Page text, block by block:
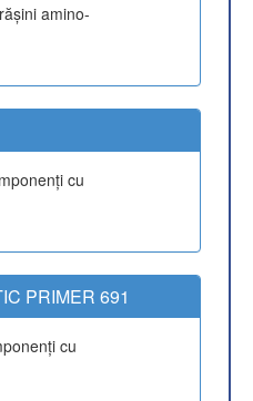
amino-
cu
PRIMER 691
cu